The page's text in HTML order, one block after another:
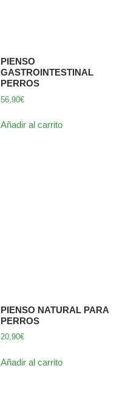
PIENSO
GASTROINTESTINAL
PERROS
56,90€
Añadir al carrito
PIENSO NATURAL PARA
PERROS
20,90€
Añadir al carrito